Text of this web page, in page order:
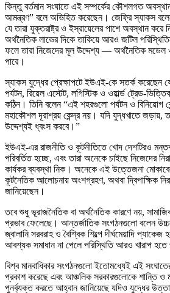
কিন্তু বর্তমান সংঘাতে এই সম্পর্কের কৌশলগত
আমন্ত্রণ” বলে অভিহিত করেছেন। জেফ্রি স্যাকস
যে তারা যুক্তরাষ্ট্র ও ইস্রায়েলের পাশে অবস্থান করে
অর্থনৈতিক লাভের দিকে তাকিয়ে আরও জটিল
ফলে তারা নিজেদের মূল উদ্দেশ্য — অর্থনৈতিক মডেল
পারে।
স্যাকস যুদ্ধের প্রেক্ষাপটে ইউএই‑কে সতর্ক করেছেন
পর্যটন, রিয়েল এস্টেট, লগিস্টিক ও ওয়ার্ল্ড
কঠিন। তিনি বলেন “এই শহরগুলো পর্যটন ও বিনিয়োগ
মহাকৌশল দূরাশ্রয় কেন্দ্র নয়। যদি যুদ্ধখাতে জড়ায়,
উদ্দেশ্যই ধ্বংস করবে।”
ইউএই‑এর রাজনীতি ও কূটনীতিতে খোদ দেশটিরও
পরিবর্তিত হচ্ছে, এবং তারা অনেকে চাইছে নিজেদের
কার্যকর ব্যবস্থা নিক। অনেকে এই উত্তেজনা
কূটনৈতিক আলোচনায় অংশগ্রহণ, অথবা দ্বিপাক্ষিক
জানিয়েছেন।
তবে শুধু ভূরাজনৈতিক বা অর্থনৈতিক কারণে নয়,
প্রভাব ফেলেছে। আন্তর্জাতিক সংগঠনগুলো বলেন উচ্চ
জ্বালানি সরবরাহ ও বৈশ্বিক শিল্পে দীর্ঘমেয়াদি
আবশ্যক সমাধান না পেলে পরিস্থিতি আরও খারাপ হতে
বিশ্ব মানবাধিকার সংগঠনগুলো ইতোমধ্যেই এই
প্রকাশ করেছে এবং আঞ্চলিক সরকারগুলোকে শান্তি ও
পুনর্ব্যক্ত করতে আহ্বান জানিয়েছে যদিও যুদ্ধের